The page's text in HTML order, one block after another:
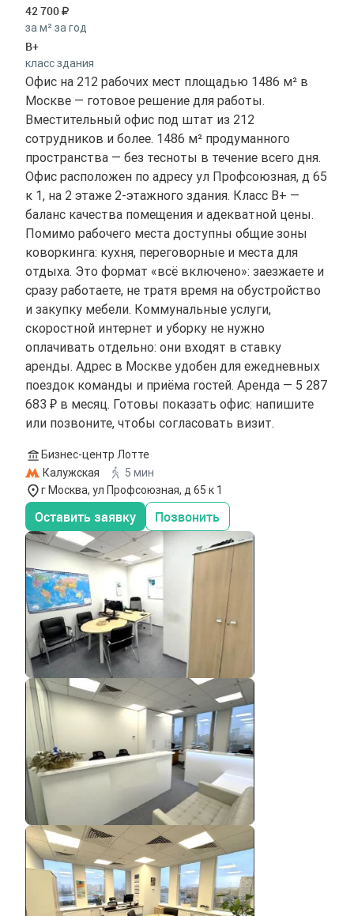
42 700
за м² за год
B+
класс здания
Офис на 212 рабочих мест площадью 1486 м² в
Москве — готовое решение для работы.
Вместительный офис под штат из 212
сотрудников и более. 1486 м² продуманного
пространства — без тесноты в течение всего дня.
Офис расположен по адресу ул Профсоюзная, д 65
к 1, на 2 этаже 2-этажного здания. Класс B+ —
баланс качества помещения и адекватной цены.
Помимо рабочего места доступны общие зоны
коворкинга: кухня, переговорные и места для
отдыха. Это формат «всё включено»: заезжаете и
сразу работаете, не тратя время на обустройство
и закупку мебели. Коммунальные услуги,
скоростной интернет и уборку не нужно
оплачивать отдельно: они входят в ставку
аренды. Адрес в Москве удобен для ежедневных
поездок команды и приёма гостей. Аренда — 5 287
683 ₽ в месяц. Готовы показать офис: напишите
или позвоните, чтобы согласовать визит.
Бизнес-центр Лотте
Калужская
5 мин
г Москва, ул Профсоюзная, д 65 к 1
Оставить заявку Позвонить